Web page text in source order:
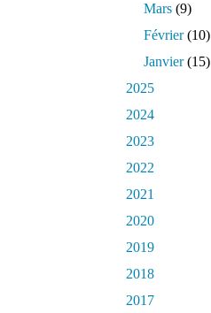
Mars (9)
Février(10)
Janvier(15)
2025
2024
2023
2022
2021
2020
2019
2018
2017